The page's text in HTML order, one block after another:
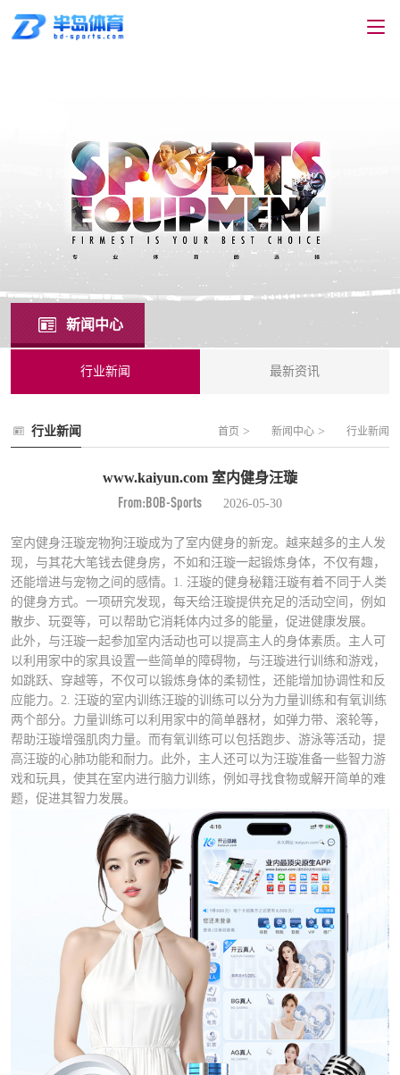
新闻中心
行业新闻 最新资讯
行业新闻 首页 > 新闻中心 > 行业新闻
www.kaiyun.com 室内健身汪璇
From:BOB-Sports 2026-05-30
室内健身汪璇宠物狗汪璇成为了室内健身的新宠。越来越多的主人发
现，与其花大笔钱去健身房，不如和汪璇一起锻炼身体，不仅有趣，
还能增进与宠物之间的感情。1. 汪璇的健身秘籍汪璇有着不同于人类
的健身方式。一项研究发现，每天给汪璇提供充足的活动空间，例如
散步、玩耍等，可以帮助它消耗体内过多的能量，促进健康发展。
此外，与汪璇一起参加室内活动也可以提高主人的身体素质。主人可
以利用家中的家具设置一些简单的障碍物，与汪璇进行训练和游戏，
如跳跃、穿越等，不仅可以锻炼身体的柔韧性，还能增加协调性和反
应能力。2. 汪璇的室内训练汪璇的训练可以分为力量训练和有氧训练
两个部分。力量训练可以利用家中的简单器材，如弹力带、滚轮等，
帮助汪璇增强肌肉力量。而有氧训练可以包括跑步、游泳等活动，提
高汪璇的心肺功能和耐力。此外，主人还可以为汪璇准备一些智力游
戏和玩具，使其在室内进行脑力训练，例如寻找食物或解开简单的难
题，促进其智力发展。